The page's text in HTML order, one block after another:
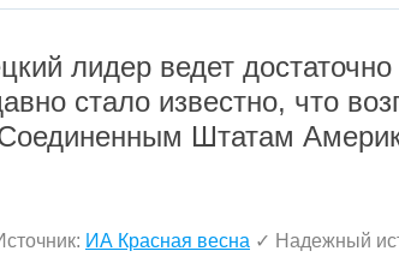
лидер ведет
стало известно, что
Штатам
ИА Красная весна ✓ Надежный